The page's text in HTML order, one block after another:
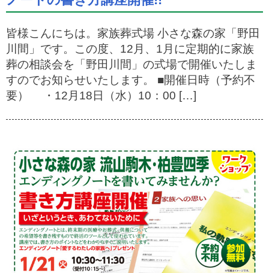
皆様こんにちは。家族葬式場 小さな森の家「野田
川間」です。この度、12月、1月に定期的に家族
葬の相談会を「野田川間」の式場で開催いたしま
すのでお知らせいたします。 ■開催日時（予約不
要） ・12月18日（水）10：00 […]